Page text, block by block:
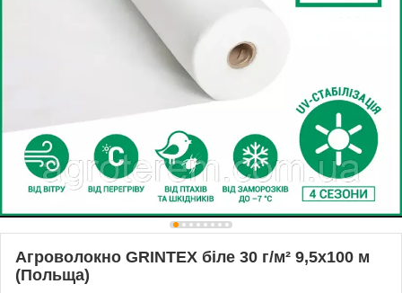
Агроволокно GRINTEX біле 30 г/м² 9,5х100 м
(Польща)